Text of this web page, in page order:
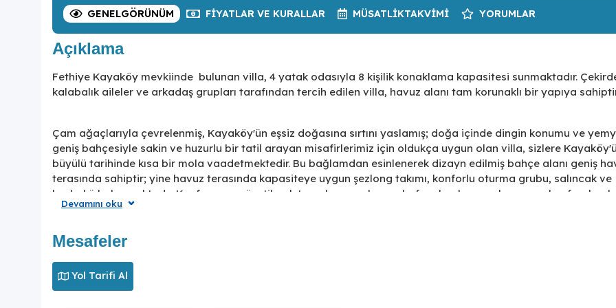
GENELGÖRÜNÜM FIYATLAR VE KURALLAR MÜSATLIKTAKVIMI YORUMLAR
Açıklama
Fethiye Kayaköy mevkiinde bulunan villa, 4 yatak odasıyla 8 kişilik konaklama kapasitesi sunmaktadır.
kalabalık aileler ve arkadaş grupları tarafından tercih edilen villa, havuz alanı tam korunaklı bir yapıya
Çam ağaçlarıyla çevrelenmiş, Kayaköy'ün eşsiz doğasına sırtını yaslamış; doğa içinde dingin konumu ve
geniş bahçesiyle sakin ve huzurlu bir tatil arayan misafirlerimiz için oldukça uygun olan villa, sizlere
büyülü tarihinde kısa bir mola vaadetmektedir. Bu bağlamdan esinlenerek dizayn edilmiş bahçe alanı geniş
terasında sahiptir; yine havuz terasında kapasiteye uygun şezlong takımı, konforlu oturma grubu, salıncak ve
barbekü bulunmaktadır. Konforunuz gözetilerek tasarlanmış olan muhafazakar havuz alanına açılan ferah, şık
odası, tam donanımlı açık mutfak; üç yatak odasında çift kişilik yatak, ebeveyn banyosu; dördüncü yatak
Rustik bir anlayışla dekore edilmiş olan villada keyifli bir tatil için her detay düşünülmüştür. Ailenizle birlikte
huzurlu bir atmosferde güneşin ve havuzun tadını doyasıya çıkarabilir, dilerseniz de oldukça rahat ve hızlı bir
Devamını oku
Mesafeler
Yol Tarifi Al